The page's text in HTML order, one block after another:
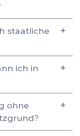
staatliche
ich in
ohne